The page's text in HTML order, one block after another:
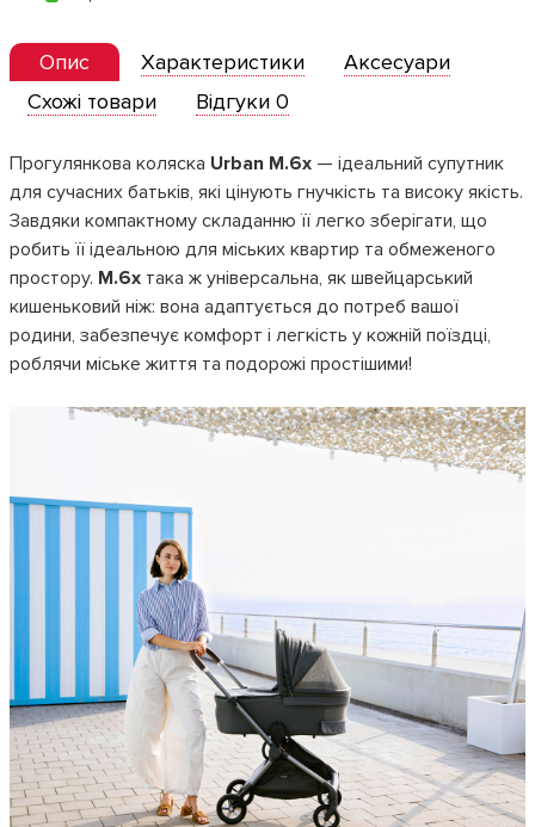
Опис Характеристики
Аксесуари
Схожі товари
Відгуки 0
Прогулянкова коляска Urban M.6x — ідеальний супутник
для сучасних батьків, які цінують гнучкість та високу якість.
Завдяки компактному складанню її легко зберігати, що
робить її ідеальною для міських квартир та обмеженого
простору. M.6x така ж універсальна, як швейцарський
кишеньковий ніж: вона адаптується до потреб вашої
родини, забезпечує комфорт і легкість у кожній поїздці,
роблячи міське життя та подорожі простішими!